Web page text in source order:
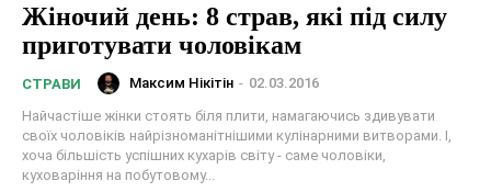
Жіночий день: 8 страв, які під силу
приготувати чоловікам
СТРАВИ Максим Нікітін - 02.03.2016
Найчастіше жінки стоять біля плити, намагаючись здивувати
своїх чоловіків найрізноманітнішими кулінарними витворами. І,
хоча більшість успішних кухарів світу - саме чоловіки,
куховаріння на побутовому...